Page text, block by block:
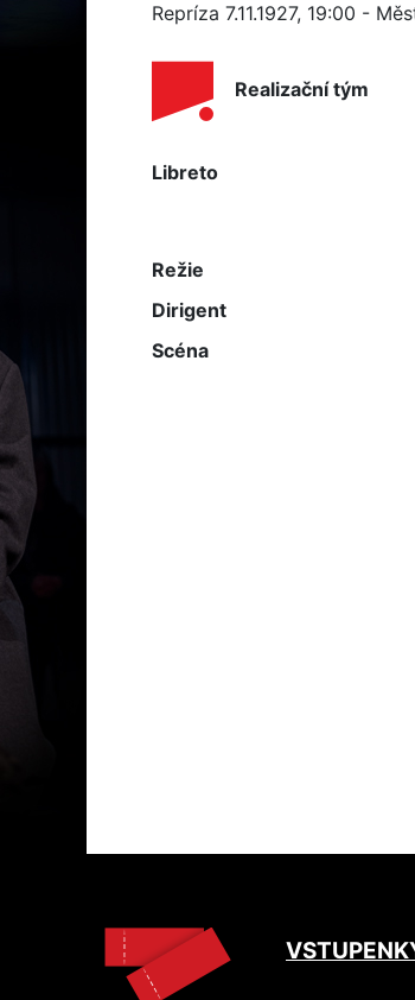
Repríza 7.11.1927, 19:00 -
Realizační tým
Libreto
Režie
Dirigent
Scéna